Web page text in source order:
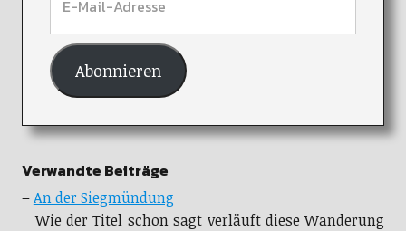
Abonnieren
Verwandte Beiträge
–An der Siegmündung
Wie der Titel schon sagt verläuft diese Wanderung